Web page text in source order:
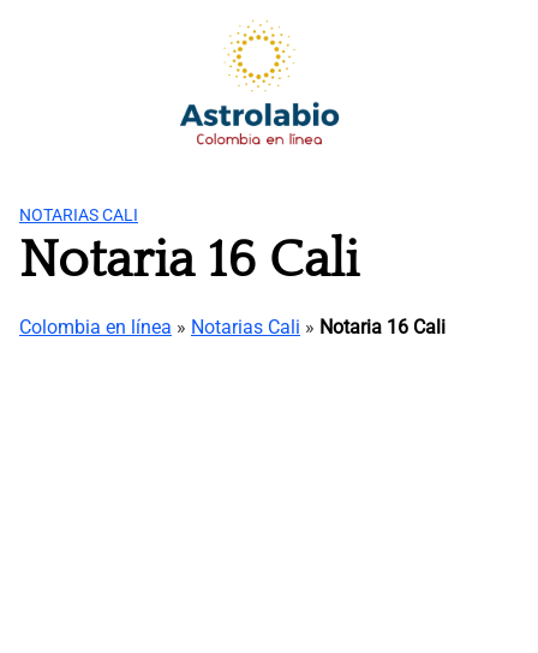
NOTARIAS CALI
Notaria 16 Cali
Colombia en línea » Notarias Cali » Notaria 16 Cali